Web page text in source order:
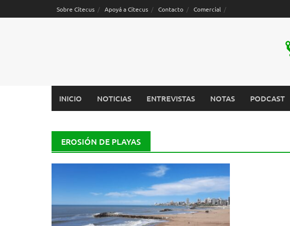
Sobre Citecus Apoyá a Citecus Contacto Comercial
INICIO NOTICIAS ENTREVISTAS NOTAS PODCAST
EROSIÓN DE PLAYAS